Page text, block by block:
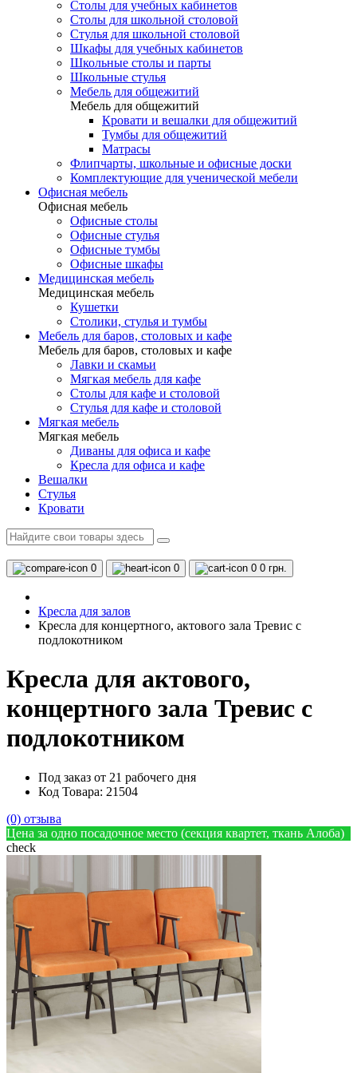
Столы для учебных кабинетов
Столы для школьной столовой
Стулья для школьной столовой
Шкафы для учебных кабинетов
Школьные столы и парты
Школьные стулья
Мебель для общежитий
Мебель для общежитий
Кровати и вешалки для общежитий
Тумбы для общежитий
Матрасы
Флипчарты, школьные и офисные доски
Комплектующие для ученической мебели
Офисная мебель
Офисная мебель
Офисные столы
Офисные стулья
Офисные тумбы
Офисные шкафы
Медицинская мебель
Медицинская мебель
Кушетки
Столики, стулья и тумбы
Мебель для баров, столовых и кафе
Мебель для баров, столовых и кафе
Лавки и скамьи
Мягкая мебель для кафе
Столы для кафе и столовой
Стулья для кафе и столовой
Мягкая мебель
Мягкая мебель
Диваны для офиса и кафе
Кресла для офиса и кафе
Вешалки
Стулья
Кровати
0 0 0 0 грн.
Кресла для залов
Кресла для концертного, актового зала Тревис с
подлокотником
Кресла для актового,
концертного зала Тревис с
подлокотником
Под заказ от 21 рабочего дня
Код Товара: 21504
(0) отзыва
Цена за одно посадочное место (секция квартет, ткань Алоба)
check